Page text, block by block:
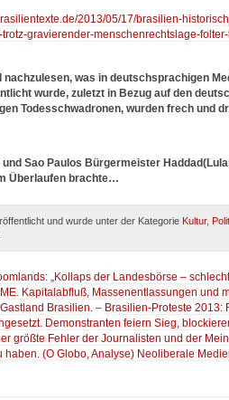
2013/05/17/brasilien-
gravierender-menschenrechtslage-
was in deutschsprachigen
wurde, zuletzt in Bezug auf den
Todesschwadronen, wurden frech und
Sao Paulos Bürgermeister
Überlaufen brachte…
und wurde unter der Kategorie Kultur,
„Kollaps der Landesbörse –
Kapitalabfluß, Massenentlassungen und
Brasilien.– Brasilien-Proteste 2013:
Demonstranten feiern Sieg,
größte Fehler der Journalisten und der
(O Globo, Analyse) Neoliberale